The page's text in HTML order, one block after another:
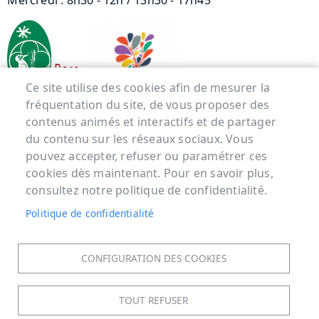
Menu Pied de page
ACCUEIL
MENTIONS LÉGALES
DONNÉES PERSONNELLES
COOKIES
PLAN DU SITE
Ce site utilise des cookies afin de mesurer la
fréquentation du site, de vous proposer des
contenus animés et interactifs et de partager
du contenu sur les réseaux sociaux. Vous
pouvez accepter, refuser ou paramétrer ces
cookies dès maintenant. Pour en savoir plus,
consultez notre politique de confidentialité.
Politique de confidentialité
CONFIGURATION DES COOKIES
TOUT REFUSER